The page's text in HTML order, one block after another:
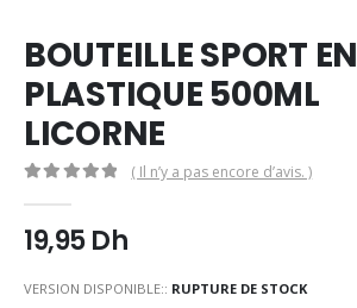
BOUTEILLE SPORT EN
PLASTIQUE 500ML
LICORNE
( Il n’y a pas encore d’avis. )
19,95Dh
VERSION DISPONIBLE:: RUPTURE DE STOCK